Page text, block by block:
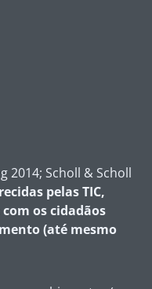
2014; Scholl & Scholl
pelas TIC,
os cidadãos
(até mesmo